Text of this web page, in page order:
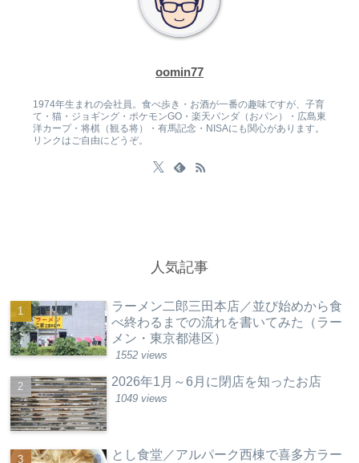
oomin77
1974年生まれの会社員。食べ歩き・お酒が一番の趣味ですが、子育
て・猫・ジョギング・ポケモンGO・楽天パンダ（おパン）・広島東
洋カープ・将棋（観る将）・有馬記念・NISAにも関心があります。
リンクはご自由にどうぞ。
人気記事
ラーメン二郎三田本店／並び始めから食
べ終わるまでの流れを書いてみた（ラー
メン・東京都港区）
1552 views
2026年1月～6月に閉店を知ったお店
1049 views
とし食堂／アルパーク西棟で喜多方ラー